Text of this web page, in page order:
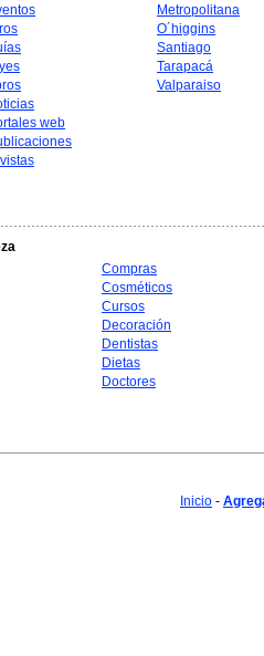
web
Metropolitana
O´higgins
Santiago
Tarapacá
Valparaiso
Compras
Cosméticos
Cursos
Decoración
Dentistas
Dietas
Doctores
Inicio -